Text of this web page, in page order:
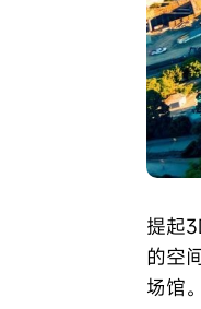
提起
的空
场馆。